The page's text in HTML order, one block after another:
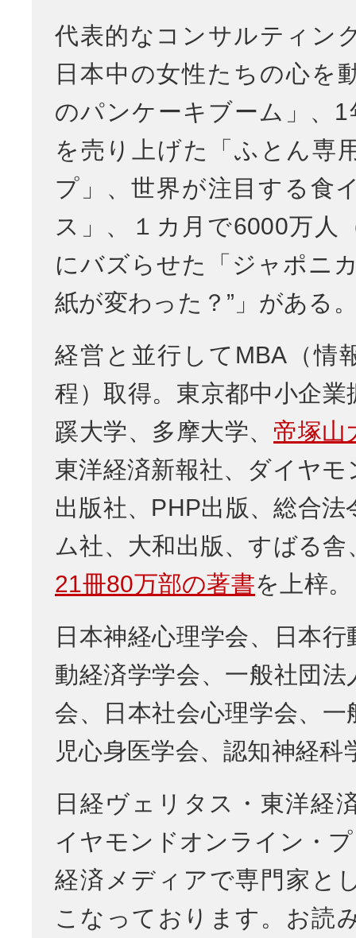
代表的なコンサルティン
日本中の女性たちの心を
のパンケーキブーム」、
を売り上げた「ふとん専
プ」、世界が注目する食
ス」、１カ月で6000万人
にバズらせた「ジャポニ
紙が変わった？”」がある
経営と並行してMBA（情
程）取得。東京都中小企業
蹊大学、多摩大学、 帝塚山
東洋経済新報社、ダイヤ
出版社、PHP出版、総合
ム社、大和出版、すばる舎
21冊80万部の著書を上梓。
日本神経心理学会、日本
動経済学学会、一般社団
会、日本社会心理学会、一
児心身医学会、認知神経科
日経ヴェリタス・東洋経
イヤモンドオンライン・
経済メディアで専門家と
こなっております。お読